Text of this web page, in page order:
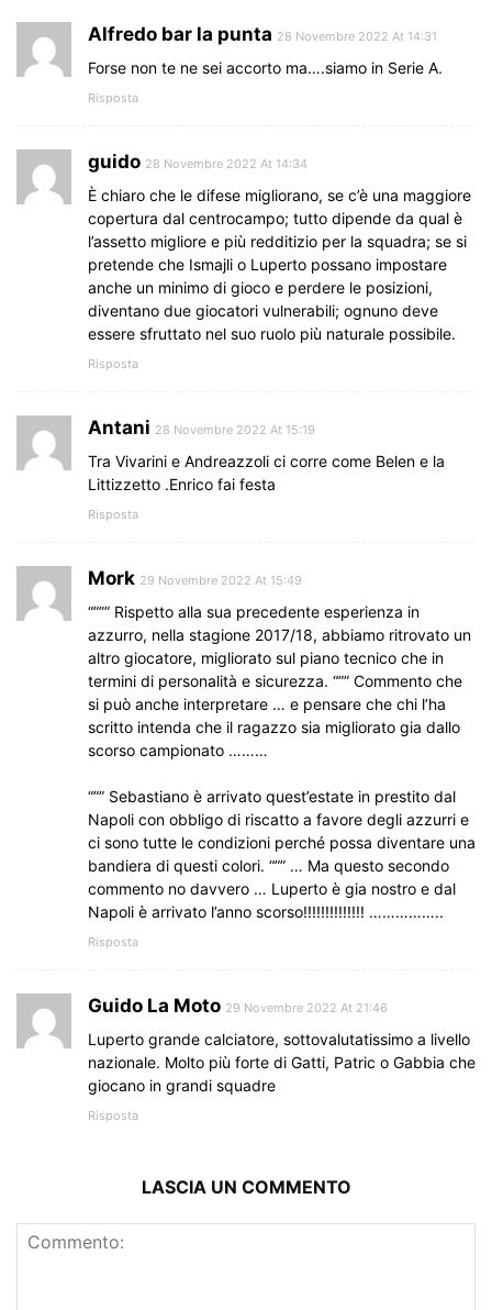
Alfredo bar la punta 28 Novembre 2022 At 14:31
Forse non te ne sei accorto ma….siamo in Serie A.
Risposta
guido 28 Novembre 2022 At 14:34
È chiaro che le difese migliorano, se c’è una maggiore
copertura dal centrocampo; tutto dipende da qual è
l’assetto migliore e più redditizio per la squadra; se si
pretende che Ismajli o Luperto possano impostare
anche un minimo di gioco e perdere le posizioni,
diventano due giocatori vulnerabili; ognuno deve
essere sfruttato nel suo ruolo più naturale possibile.
Risposta
Antani 28 Novembre 2022 At 15:19
Tra Vivarini e Andreazzoli ci corre come Belen e la
Littizzetto .Enrico fai festa
Risposta
Mork 29 Novembre 2022 At 15:49
“””” Rispetto alla sua precedente esperienza in
azzurro, nella stagione 2017/18, abbiamo ritrovato un
altro giocatore, migliorato sul piano tecnico che in
termini di personalità e sicurezza. “”” Commento che
si può anche interpretare … e pensare che chi l’ha
scritto intenda che il ragazzo sia migliorato gia dallo
scorso campionato ………
“”” Sebastiano è arrivato quest’estate in prestito dal
Napoli con obbligo di riscatto a favore degli azzurri e
ci sono tutte le condizioni perché possa diventare una
bandiera di questi colori. “”” … Ma questo secondo
commento no davvero … Luperto è gia nostro e dal
Napoli è arrivato l’anno scorso!!!!!!!!!!!!!! ……………..
Risposta
Guido La Moto 29 Novembre 2022 At 21:46
Luperto grande calciatore, sottovalutatissimo a livello
nazionale. Molto più forte di Gatti, Patric o Gabbia che
giocano in grandi squadre
Risposta
LASCIA UN COMMENTO